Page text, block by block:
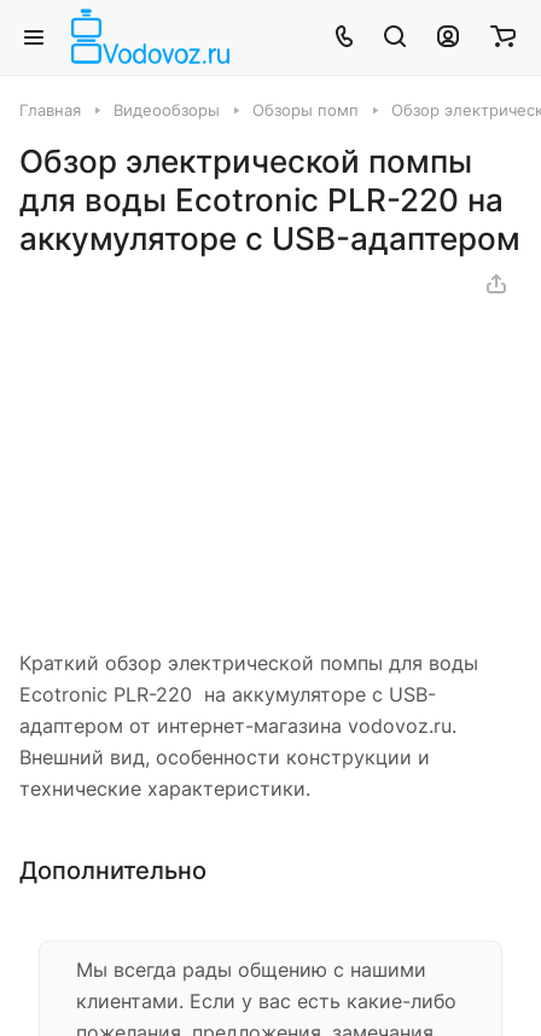
Главная Видеообзоры Обзоры помп Обзор
Обзор электрической помпы
для воды Ecotronic PLR-220 на
аккумуляторе с USB-адаптером
Краткий обзор электрической помпы для воды
Ecotronic PLR-220 на аккумуляторе с USB-
адаптером от интернет-магазина vodovoz.ru.
Внешний вид, особенности конструкции и
технические характеристики.
Дополнительно
Мы всегда рады общению с нашими
клиентами. Если у вас есть какие-либо